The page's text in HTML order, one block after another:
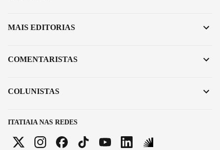
ITATIAIA NAS REDES
MAIS EDITORIAS
COMENTARISTAS
COLUNISTAS